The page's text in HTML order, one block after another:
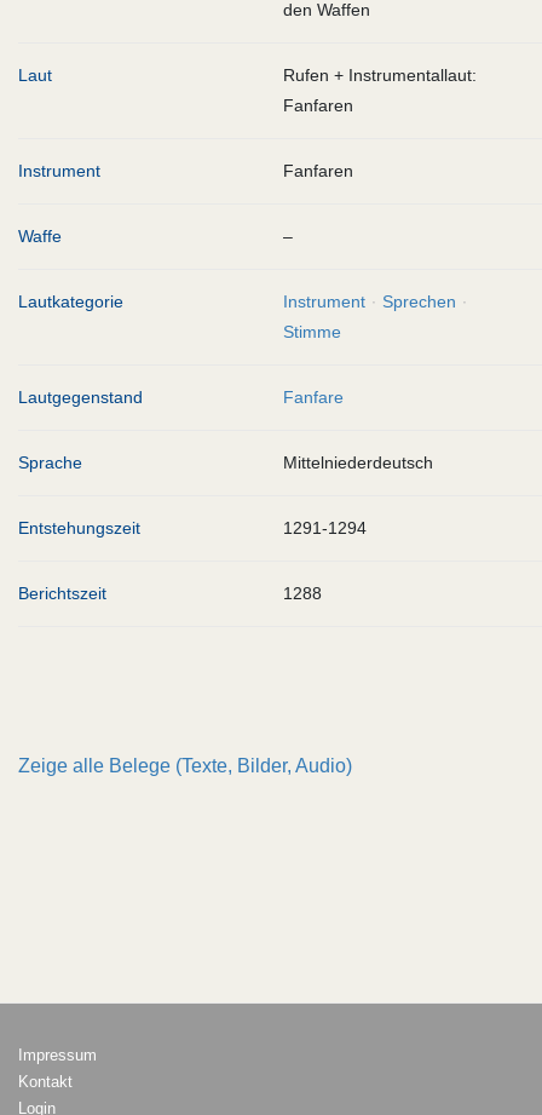
den Waffen
Laut
Rufen + Instrumentallaut:
Fanfaren
Instrument Fanfaren
Waffe –
Lautkategorie Instrument
Sprechen
Stimme
Lautgegenstand Fanfare
Sprache Mittelniederdeutsch
Entstehungszeit 1291-1294
Berichtszeit 1288
Zeige alle Belege (Texte, Bilder, Audio)
Impressum
Kontakt
Login